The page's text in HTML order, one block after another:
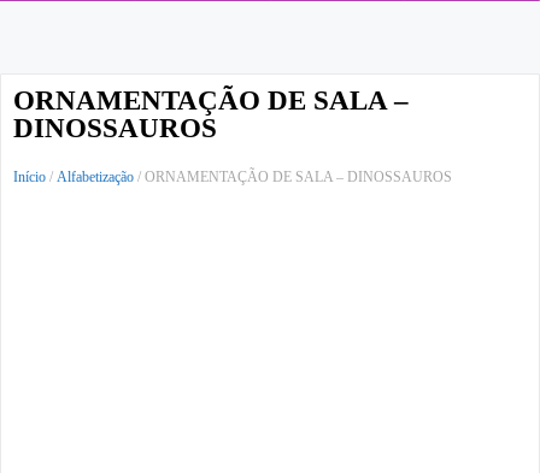
ORNAMENTAÇÃO DE SALA –
DINOSSAUROS
Início / Alfabetização / ORNAMENTAÇÃO DE SALA – DINOSSAUROS